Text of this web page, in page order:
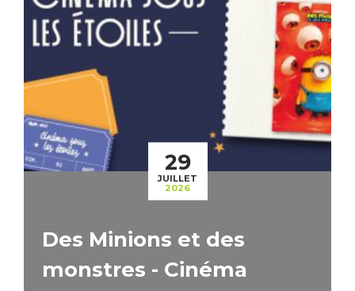
29
JUILLET
2026
Des Minions et des
monstres - Cinéma